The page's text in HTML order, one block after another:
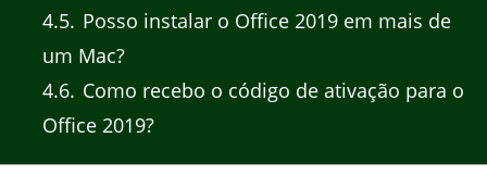
4.5 Posso instalar o Office 2019 em mais de
um Mac?
4.6 Como recebo o código de ativação para o
Office 2019?